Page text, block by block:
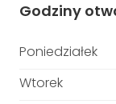
Godziny
Poniedziałek
Wtorek